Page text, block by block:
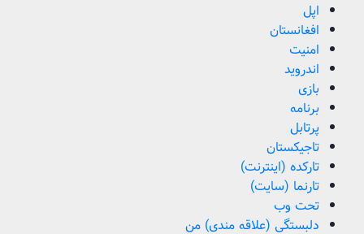
اپل
افغانستان
امنیت
اندروید
بازی
برنامه
پرتابل
تاجیکستان
تارکده (اینترنت)
تارنما (سایت)
تحت وب
دلبستگی (علاقه مندی) من